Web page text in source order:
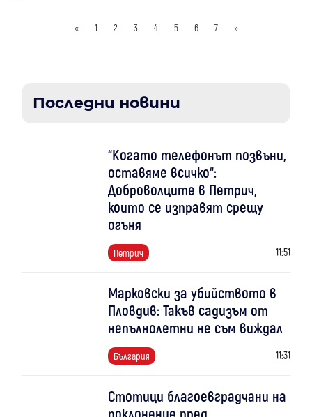
« 1 2 3 4 5 6 7 »
Последни новини
“Когато телефонът позвъни,
оставяме всичко“:
Доброволците в Петрич,
които се изправят срещу
огъня
Петрич 11:51
Марковски за убийството в
Пловдив: Такъв садизъм от
непълнолетни не съм виждал
България 11:31
Стотици благоевградчани на
поклонение пред